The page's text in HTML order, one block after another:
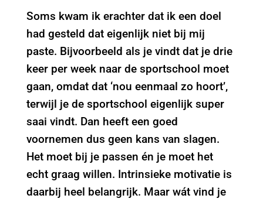
Soms kwam ik erachter dat ik een doel
had gesteld dat eigenlijk niet bij mij
paste. Bijvoorbeeld als je vindt dat je drie
keer per week naar de sportschool moet
gaan, omdat dat ‘nou eenmaal zo hoort’,
terwijl je de sportschool eigenlijk super
saai vindt. Dan heeft een goed
voornemen dus geen kans van slagen.
Het moet bij je passen én je moet het
echt graag willen. Intrinsieke motivatie is
daarbij heel belangrijk. Maar wát vind je